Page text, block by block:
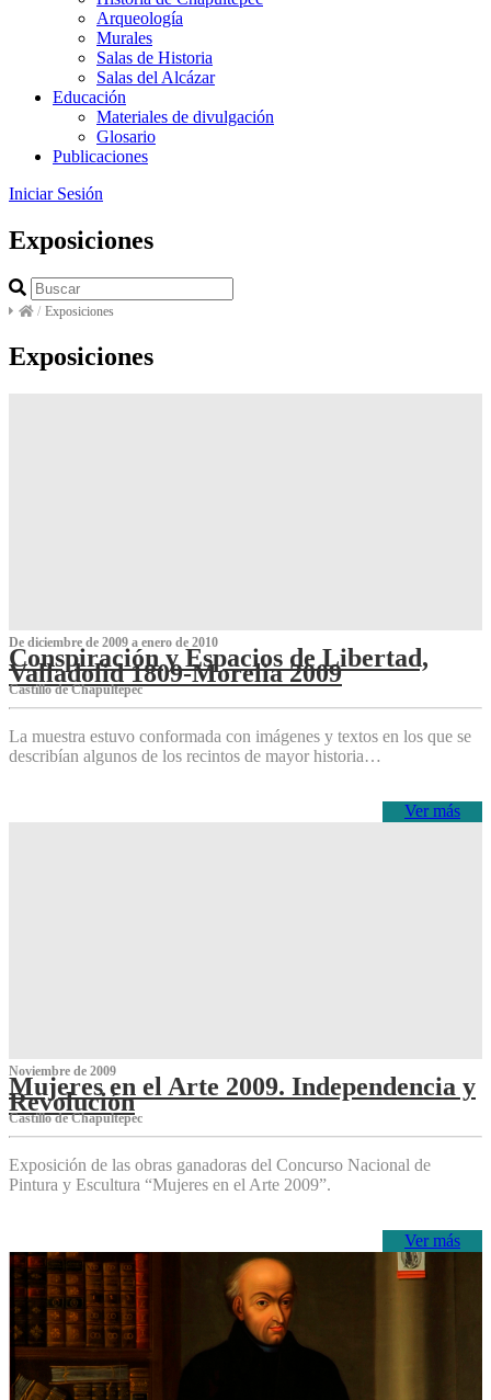
Arqueología
Murales
Salas de Historia
Salas del Alcázar
Educación
Materiales de divulgación
Glosario
Publicaciones
Iniciar Sesión
Exposiciones
/ Exposiciones
Exposiciones
De diciembre de 2009 a enero de 2010
Conspiración y Espacios de Libertad,
Valladolid 1809-Morelia 2009
Castillo de Chapultepec
La muestra estuvo conformada con imágenes y textos en los que se
describían algunos de los recintos de mayor historia…
Ver más
Noviembre de 2009
Mujeres en el Arte 2009. Independencia y
Revolución
Castillo de Chapultepec
Exposición de las obras ganadoras del Concurso Nacional de
Pintura y Escultura “Mujeres en el Arte 2009”.
Ver más